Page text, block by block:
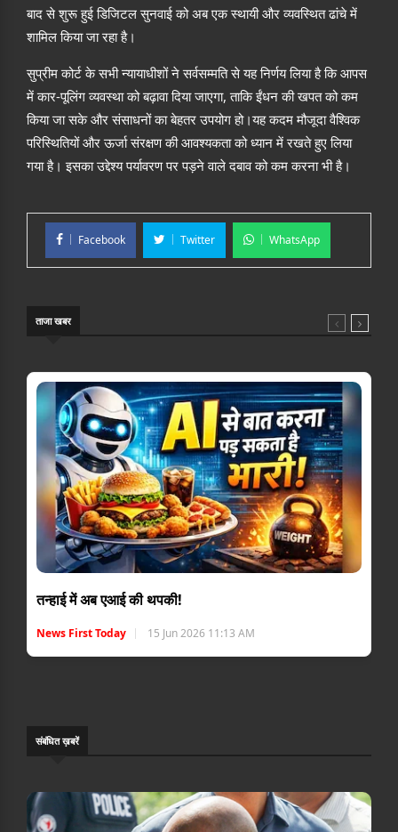
बाद से शुरू हुई डिजिटल सुनवाई को अब एक स्थायी और व्यवस्थित ढांचे में
शामिल किया जा रहा है।
सुप्रीम कोर्ट के सभी न्यायाधीशों ने सर्वसम्मति से यह निर्णय लिया है कि आपस
में कार-पूलिंग व्यवस्था को बढ़ावा दिया जाएगा, ताकि ईंधन की खपत को कम
किया जा सके और संसाधनों का बेहतर उपयोग हो।यह कदम मौजूदा वैश्विक
परिस्थितियों और ऊर्जा संरक्षण की आवश्यकता को ध्यान में रखते हुए लिया
गया है। इसका उद्देश्य पर्यावरण पर पड़ने वाले दबाव को कम करना भी है।
Facebook Twitter WhatsApp
ताजा खबर
तन्हाई में अब एआई की थपकी!
News First Today 15 Jun 2026 11:13 AM
संबंधि‍त ख़बरें